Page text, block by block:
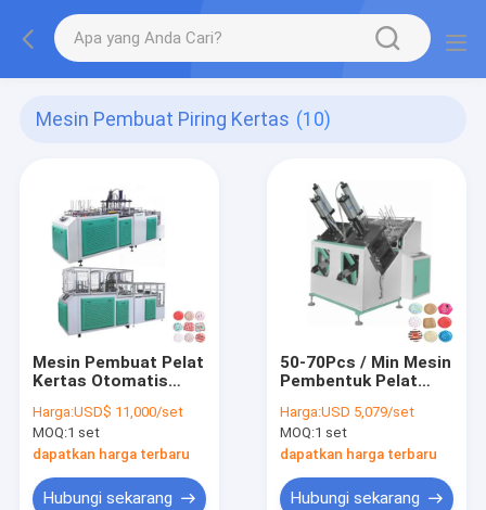
Mesin Pembuat Piring Kertas (10)
Mesin Pembuat Pelat
Kertas Otomatis
8KW 80-120Pcs / Min
Harga:USD$ 11,000/set
MOQ:1 set
dapatkan harga terbaru
Hubungi sekarang
50-70Pcs / Min Mesin
Pembentuk Pelat
220V 50HZ
Harga:USD 5,079/set
MOQ:1 set
dapatkan harga terbaru
Hubungi sekarang